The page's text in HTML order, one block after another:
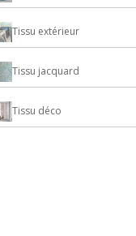
Tissu extérieur
Tissu jacquard
Tissu déco